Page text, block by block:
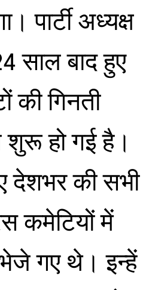
पार्टी अध्यक्ष
साल बाद हुए
की गिनती
हो गई है।
देशभर की सभी
कमेटियों में
गए थे। इन्हें